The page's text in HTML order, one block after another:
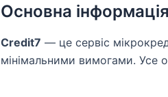
Основна
Credit7 — це сервіс
мінімальними вимогами. Усе